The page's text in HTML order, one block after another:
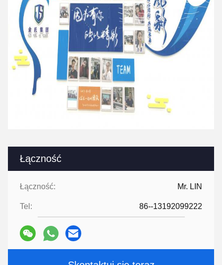
Łączność
Łączność: Mr. LIN
Tel: 86--13192099222